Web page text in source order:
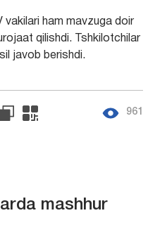
vakilari ham mavzuga doir
qilishdi. Tshkilotchilar
javob berishdi.
961
mashhur